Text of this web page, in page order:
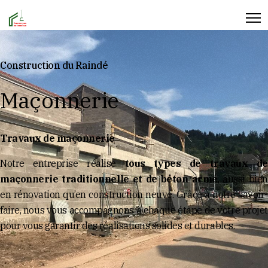
Construction du Raindé
Maçonnerie
Travaux de maçonnerie
Notre entreprise réalisetous types de travaux de
maçonnerie traditionnelle et de béton armé, aussi bien
en rénovation qu’en construction neuve. Grâce à notre savoir-
faire, nous vous accompagnons à chaque étape de votre projet
pour vous garantir des réalisations solides et durables.